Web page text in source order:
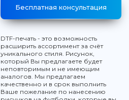
Бесплатная консультация
DTF-печать - это возможность
расширить ассортимент за счёт
уникального стиля. Рисунок,
который Вы предлагаете будет
неповторимым и не имеющим
аналогов. Мы предлагаем
качественно и в срок выполнить
Ваше пожелание по нанесению